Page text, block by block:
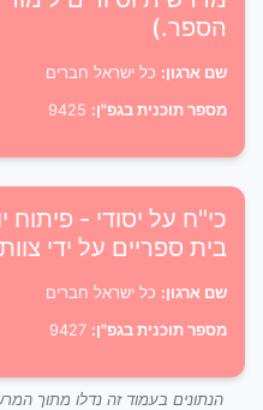
הספר.)
שם ארגון: כל ישראל חברים
מספר תוכנית בגפ"ן:
כי"ח על יסודי - פיתוח
בית ספריים על ידי
שם ארגון: כל ישראל חברים
מספר תוכנית בגפ"ן:
הנתונים בעמוד זה נדלו מתוך